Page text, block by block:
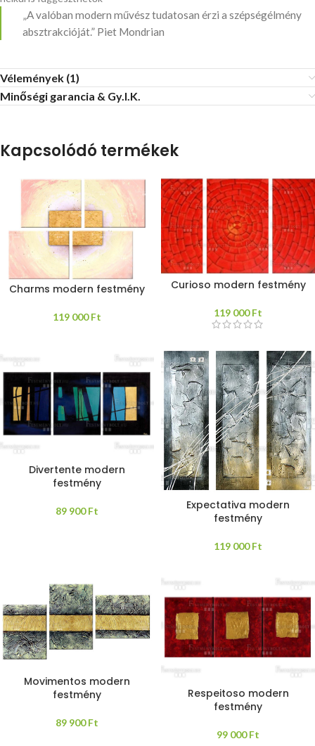
„A valóban modern művész tudatosan érzi a szépségélmény
absztrakcióját.” Piet Mondrian
Vélemények (1)
Minőségi garancia & Gy.I.K.
Kapcsolódó termékek
Charms modern festmény
119 000Ft
Curioso modern festmény
119 000Ft
Divertente modern
festmény
89 900Ft
Expectativa modern
festmény
119 000Ft
Movimentos modern
festmény
89 900Ft
Respeitoso modern
festmény
99 000Ft